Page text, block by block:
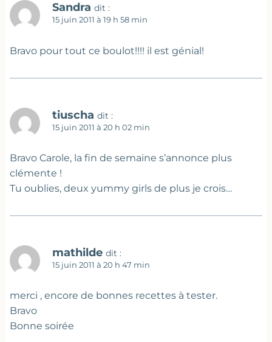
Sandra dit :
15 juin 2011 à 19 h 58 min
Bravo pour tout ce boulot!!!! il est génial!
tiuscha dit :
15 juin 2011 à 20 h 02 min
Bravo Carole, la fin de semaine s’annonce plus
clémente !
Tu oublies, deux yummy girls de plus je crois…
mathilde dit :
15 juin 2011 à 20 h 47 min
merci , encore de bonnes recettes à tester.
Bravo
Bonne soirée